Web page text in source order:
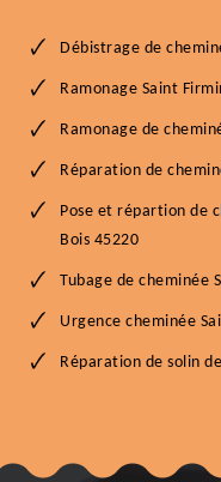
Débistrage de
Ramonage Saint
Ramonage de
Réparation de
Pose et répartion de
Bois 45220
Tubage de cheminée
Urgence cheminée
Réparation de solin